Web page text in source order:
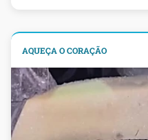
AQUEÇA O CORAÇÃO